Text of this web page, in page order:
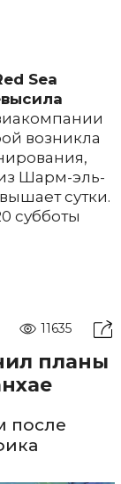
Sea
возникла
Шарм-эль-
сутки.
субботы
11635
планы
после